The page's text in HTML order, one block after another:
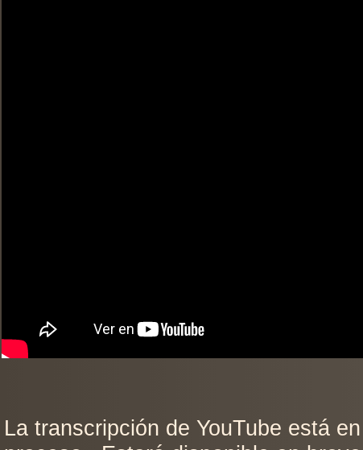
La transcripción de YouTube está en